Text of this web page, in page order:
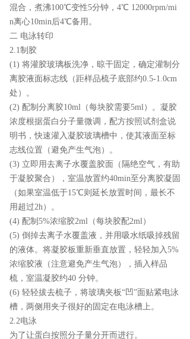
混合，煮沸100℃变性5分钟，4℃ 12000rpm/mi
n离心10min后4℃备用。
二 电泳转印
2.1制胶
(1) 将灌胶玻璃板洗净，晾干固定，确定灌制分
离胶液面标志线（距样品梳子底部约0.5-1.0cm
处）。
(2) 配制分离胶10ml（每块胶需要5ml）。凝胶
浓度根据蛋白分子量微调，配方按照试剂盒说
明书，快速灌入凝胶玻璃槽中，使其液面至标
志线位置（避免产生气泡）。
(3) 立即用去离子水覆盖胶面（隔绝空气，有助
于凝胶聚合），室温放置约40min至分离胶凝固
（如果室温低于15℃则延长放置时间，最长不
用超过2h）。
(4) 配制5%浓缩胶2ml（每块胶配2ml）
(5) 倒掉去离子水覆盖液，并用吸水纸吸掉残留
的液体。将凝胶板重新垂直放置，轻轻加入5%
浓缩胶液（注意避免产生气泡），插入样品
梳，室温凝胶约40 分钟。
(6) 轻轻拔去梳子，将玻璃夹板“凹”面贴紧电泳
槽，两侧用夹子很好的固定在电泳槽上。
2.2电泳
为了让蛋白按照分子量分开而进行。